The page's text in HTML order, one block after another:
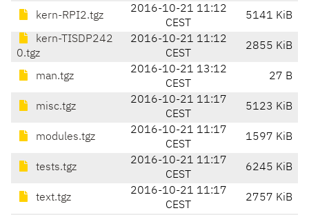
kern-RPI2.tgz
2016-10-21 11:12
CEST
5141 KiB
kern-TISDP242
0.tgz
2016-10-21 11:12
CEST
2855 KiB
man.tgz
2016-10-21 13:12
CEST
27 B
misc.tgz
2016-10-21 11:17
CEST
5123 KiB
modules.tgz
2016-10-21 11:17
CEST
1597 KiB
tests.tgz
2016-10-21 11:17
CEST
6245 KiB
text.tgz
2016-10-21 11:17
CEST
2757 KiB